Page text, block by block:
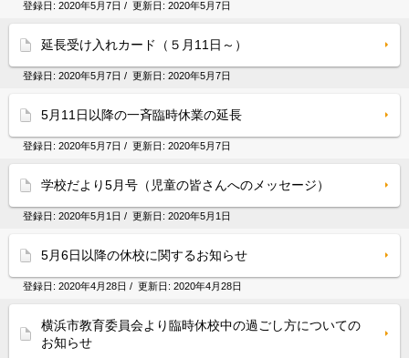
登録日: 2020年5月7日 / 更新日: 2020年5月7日
延長受け入れカード（５月11日～）
登録日: 2020年5月7日 / 更新日: 2020年5月7日
5月11日以降の一斉臨時休業の延長
登録日: 2020年5月7日 / 更新日: 2020年5月7日
学校だより5月号（児童の皆さんへのメッセージ）
登録日: 2020年5月1日 / 更新日: 2020年5月1日
5月6日以降の休校に関するお知らせ
登録日: 2020年4月28日 / 更新日: 2020年4月28日
横浜市教育委員会より臨時休校中の過ごし方についての
お知らせ